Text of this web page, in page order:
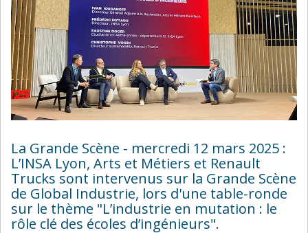
La Grande Scène - mercredi 12 mars 2025 :
L’INSA Lyon, Arts et Métiers et Renault
Trucks sont intervenus sur la Grande Scène
de Global Industrie, lors d'une table-ronde
sur le thème "L’industrie en mutation : le
rôle clé des écoles d’ingénieurs".